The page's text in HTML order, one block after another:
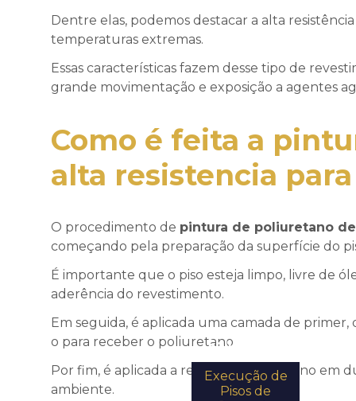
Soluções
Execução de
Pisos de
Dentre elas, podemos destacar a alta
temperaturas extremas.
Essas características fazem desse tipo de
grande movimentação e exposição a agentes
Como é feita a
alta resistencia
O procedimento de pintura de poliuretano
começando pela preparação da superfície do
É importante que o piso esteja limpo, livre de
aderência do revestimento.
Em seguida, é aplicada uma camada de
o para receber o poliuretano.
Por fim, é aplicada a resina de poliuretano em
ambiente.